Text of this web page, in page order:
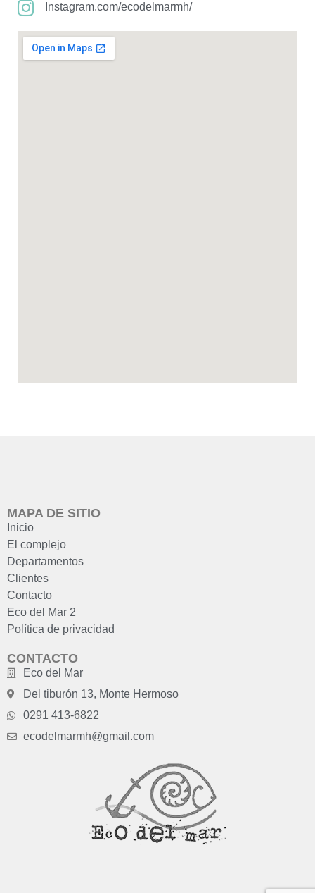
Instagram.com/ecodelmarmh/
MAPA DE SITIO
Inicio
El complejo
Departamentos
Clientes
Contacto
Eco del Mar 2
Política de privacidad
CONTACTO
Eco del Mar
Del tiburón 13, Monte Hermoso
0291 413-6822
ecodelmarmh@gmail.com